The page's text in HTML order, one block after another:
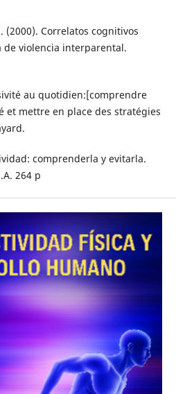
(2000). Correlatos cognitivos
de violencia interparental.
au quotidien:[comprendre
et mettre en place des stratégies
comprenderla y evitarla.
264 p